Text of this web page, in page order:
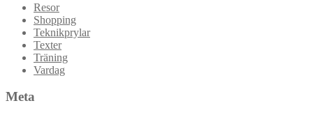
Resor
Shopping
Teknikprylar
Texter
Träning
Vardag
Meta